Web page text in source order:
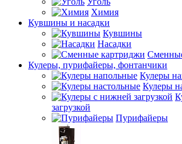
Химия
Кувшины и насадки
Кувшины
Насадки
Кулеры, пурифайеры, фонтанчики
Кулеры
Кулеры
загрузкой
Пурифайеры